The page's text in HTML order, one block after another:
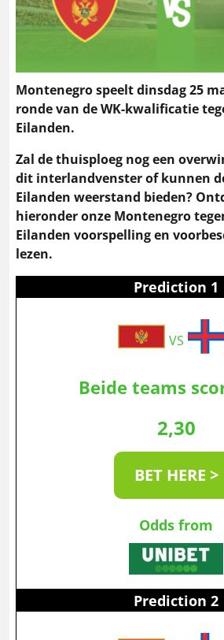
Montenegro speelt dinsdag 25
ronde van de WK-kwalificatie
Eilanden.
Zal de thuisploeg nog een
dit interlandvenster of kunnen
Eilanden weerstand bieden?
hieronder onze Montenegro
Eilanden voorspelling en
lezen.
Prediction 1
VS
Beide teams
2,30
BET HERE >
Odds from
Prediction 2